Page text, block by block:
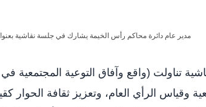
تناولت (واقع وآفاق التوعية المجتمعية
وقياس الرأي العام، وتعزيز ثقافة